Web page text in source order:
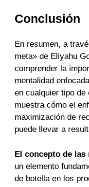
Conclusión
En resumen, a
meta» de Eliyahu
comprender la
mentalidad
en cualquier tipo
muestra cómo el
maximización de
puede llevar a
El concepto de
un elemento
de botella en los